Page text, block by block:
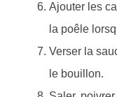
Ajouter les
la poêle
Verser la
le bouillon.